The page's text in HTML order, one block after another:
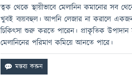
ত্বক থেকে স্থায়ীভাবে মেলানিন কমানোর সব
খুবই ব্যয়বহুল। আপনি লেজার না করালে
চিকিৎসা শুরু করতে পারেন। প্রাকৃতিক
মেলানিনের পরিমাণ কমিয়ে আনতে পারে।